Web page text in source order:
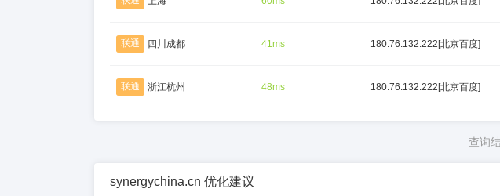
联通 四川成都 41ms 180.76.132.222[北京百度]
联通 浙江杭州 48ms 180.76.132.222[北京百度]
查询
synergychina.cn 优化建议